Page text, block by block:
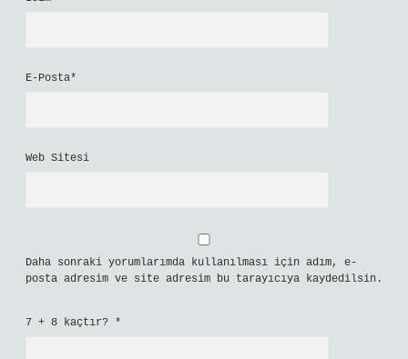
E-Posta*
Web Sitesi
Daha sonraki yorumlarımda kullanılması için adım, e-
posta adresim ve site adresim bu tarayıcıya kaydedilsin.
7 + 8 kaçtır? *